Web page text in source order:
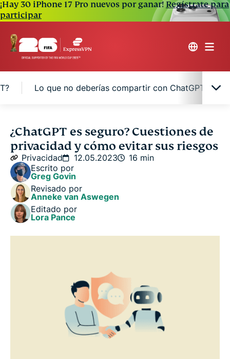
¡Hay 30 iPhone 17 Pro nuevos por ganar!Regístrate para
participar
Lo que no deberías compartir con ChatGPT
¿ChatGPT es seguro?
Cómo protege ChatGPT a los usuarios
¿Cuáles son los principales riesgos de usar
ChatGPT?
Lo que no deberías compartir con ChatGPT
Cómo usar ChatGPT de forma segura
Preguntas frecuentes
¿ChatGPT es seguro? Cuestiones de
privacidad y cómo evitar sus riesgos
Privacidad 12.05.2023
16 min
Escrito por
Greg Govin
Revisado por
Anneke van Aswegen
Editado por
Lora Pance